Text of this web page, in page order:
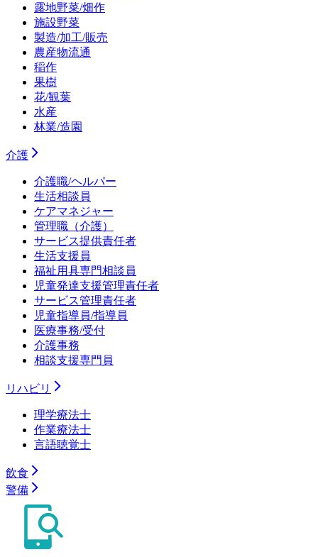
露地野菜/畑作
施設野菜
製造/加工/販売
農産物流通
稲作
果樹
花/観葉
水産
林業/造園
介護
介護職/ヘルパー
生活相談員
ケアマネジャー
管理職（介護）
サービス提供責任者
生活支援員
福祉用具専門相談員
児童発達支援管理責任者
サービス管理責任者
児童指導員/指導員
医療事務/受付
介護事務
相談支援専門員
リハビリ
理学療法士
作業療法士
言語聴覚士
飲食
警備